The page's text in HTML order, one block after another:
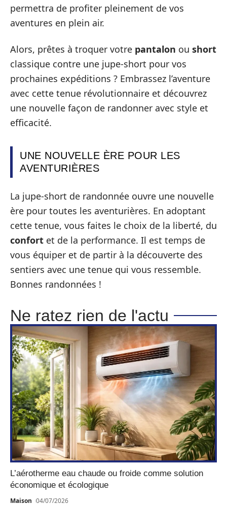
permettra de profiter pleinement de vos
aventures en plein air.
Alors, prêtes à troquer votre pantalon ou short
classique contre une jupe-short pour vos
prochaines expéditions ? Embrassez l’aventure
avec cette tenue révolutionnaire et découvrez
une nouvelle façon de randonner avec style et
efficacité.
UNE NOUVELLE ÈRE POUR LES
AVENTURIÈRES
La jupe-short de randonnée ouvre une nouvelle
ère pour toutes les aventurières. En adoptant
cette tenue, vous faites le choix de la liberté, du
confort et de la performance. Il est temps de
vous équiper et de partir à la découverte des
sentiers avec une tenue qui vous ressemble.
Bonnes randonnées !
Ne ratez rien de l'actu
L’aérotherme eau chaude ou froide comme solution
économique et écologique
Maison 04/07/2026